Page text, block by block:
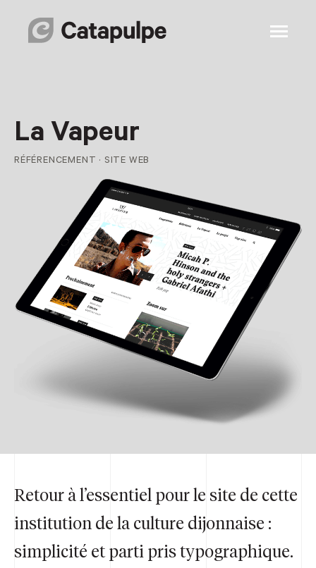
La Vapeur
RÉFÉRENCEMENT · SITE WEB
Retour à l’essentiel pour le site de cette
institution de la culture dijonnaise :
simplicité et parti pris typographique.